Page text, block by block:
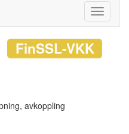
FinSSL-VKK
avkoppling